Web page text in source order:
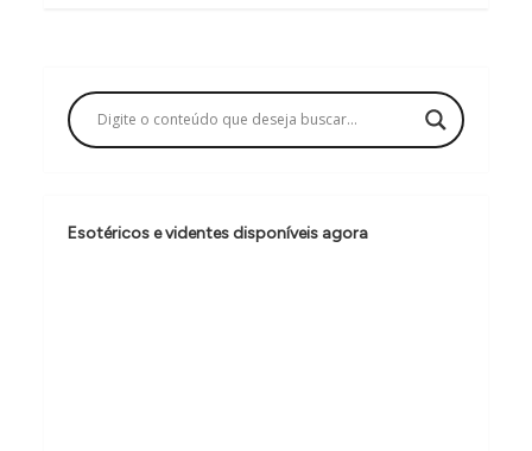
ç
ã
d
Esotéricos e videntes disponíveis agora